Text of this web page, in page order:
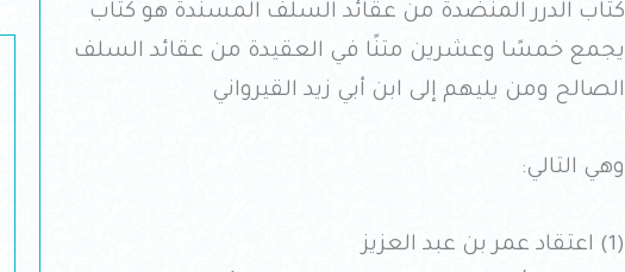
كتاب الدرر المنضدة من عقائد السلف المسندة هو كتاب
يجمع خمسًا وعشرين متنًا في العقيدة من عقائد السلف
الصالح ومن يليهم إلى ابن أبي زيد القيرواني
وهي التالي:
(1) اعتقاد عمر بن عبد العزيز